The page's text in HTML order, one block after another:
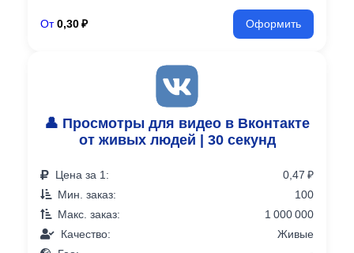
От 0,30 ₽ Оформить
👤 Просмотры для видео в Вконтакте
от живых людей | 30 секунд
Цена за 1:
0,47 ₽
Мин. заказ:
100
Макс. заказ:
1 000 000
Качество:
Живые